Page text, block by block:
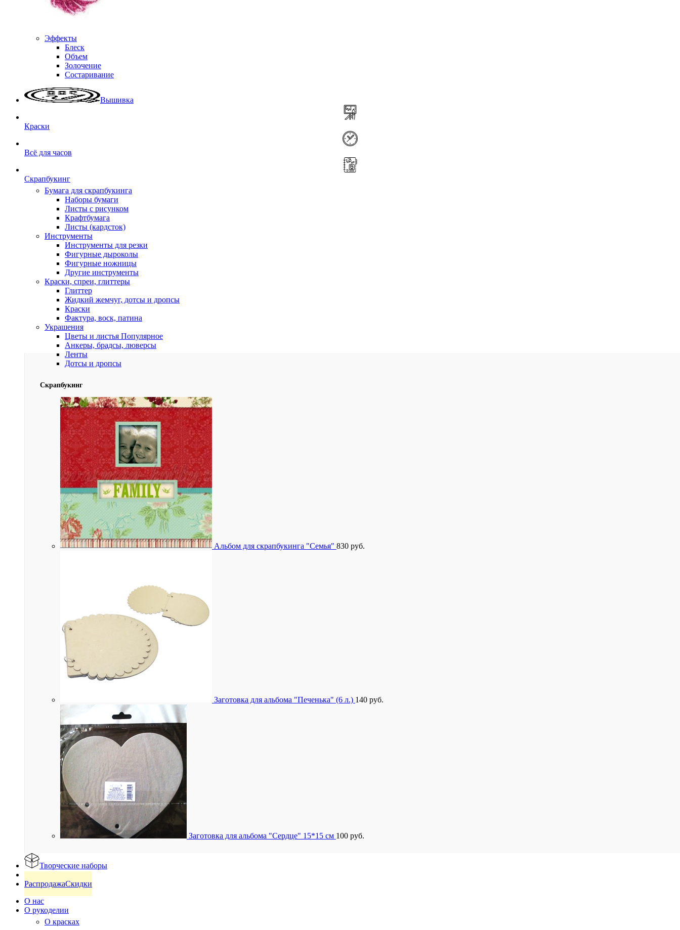
Эффекты
Блеск
Объем
Золочение
Состаривание
Вышивка
Краски
Всё для часов
Скрапбукинг
Бумага для скрапбукинга
Наборы бумаги
Листы с рисунком
Крафтбумага
Листы (кардсток)
Инструменты
Инструменты для резки
Фигурные дыроколы
Фигурные ножницы
Другие инструменты
Краски, спреи, глиттеры
Глиттер
Жидкий жемчуг, дотсы и дропсы
Краски
Фактура, воск, патина
Украшения
Цветы и листья Популярное
Анкеры, брадсы, люверсы
Ленты
Дотсы и дропсы
Скрапбукинг
Альбом для скрапбукинга "Семья" 830 руб.
Заготовка для альбома "Печенька" (6 л.) 140 руб.
Заготовка для альбома "Сердце" 15*15 см 100 руб.
Творческие наборы
РаспродажаСкидки
О нас
О рукоделии
О красках